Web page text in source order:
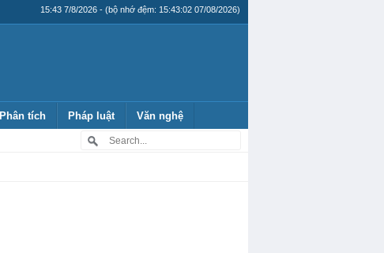
15:43 7/8/2026 - (bộ nhớ đệm: 15:43:02 07/08/2026)
Phân tích Pháp luật Văn nghệ